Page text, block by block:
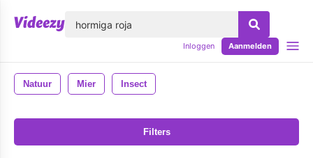
Inloggen Aanmelden
Natuur Mier Insect
Filters